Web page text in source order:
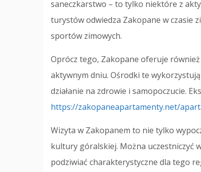
saneczkarstwo – to tylko niektóre z
turystów odwiedza Zakopane w czasie
sportów zimowych.
Oprócz tego, Zakopane oferuje
aktywnym dniu. Ośrodki te
działanie na zdrowie i samopoczucie.
https://zakopaneapartamenty.net/
Wizyta w Zakopanem to nie tylko
kultury góralskiej. Można uczestniczyć
podziwiać charakterystyczne dla tego